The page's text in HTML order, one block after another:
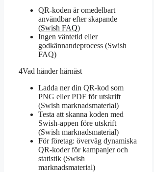
QR-koden är omedelbart
användbar efter skapande
(Swish FAQ)
Ingen väntetid eller
godkännandeprocess (Swish
FAQ)
4Vad händer härnäst
Ladda ner din QR-kod som
PNG eller PDF för utskrift
(Swish marknadsmaterial)
Testa att skanna koden med
Swish-appen före utskrift
(Swish marknadsmaterial)
För företag: överväg dynamiska
QR-koder för kampanjer och
statistik (Swish
marknadsmaterial)